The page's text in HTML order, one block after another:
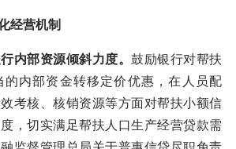
营机制
内部资源倾斜力度。 鼓励银行对帮扶
的内部资金转移定价优惠，在人员配
考核、核销资源等方面对帮扶小额信
，切实满足帮扶人口生产经营贷款需